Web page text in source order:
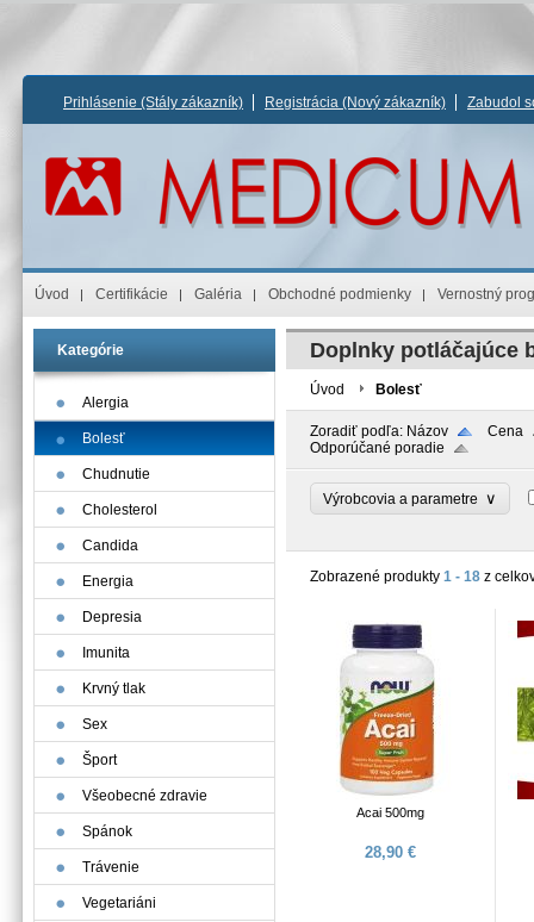
Prihlásenie (Stály zákazník) Registrácia (Nový zákazník) Zabudol
Úvod Certifikácie Galéria Obchodné podmienky Vernostný
Kategórie
Alergia
Bolesť
Chudnutie
Cholesterol
Candida
Energia
Depresia
Imunita
Krvný tlak
Sex
Šport
Všeobecné zdravie
Spánok
Trávenie
Vegetariáni
Doplnky potláčajúce
Úvod Bolesť
Zoradiť podľa: Názov
Cena
Odporúčané poradie
Výrobcovia a parametre ∨
Zobrazené produkty 1 - 18 z
Acai 500mg
28,90 €